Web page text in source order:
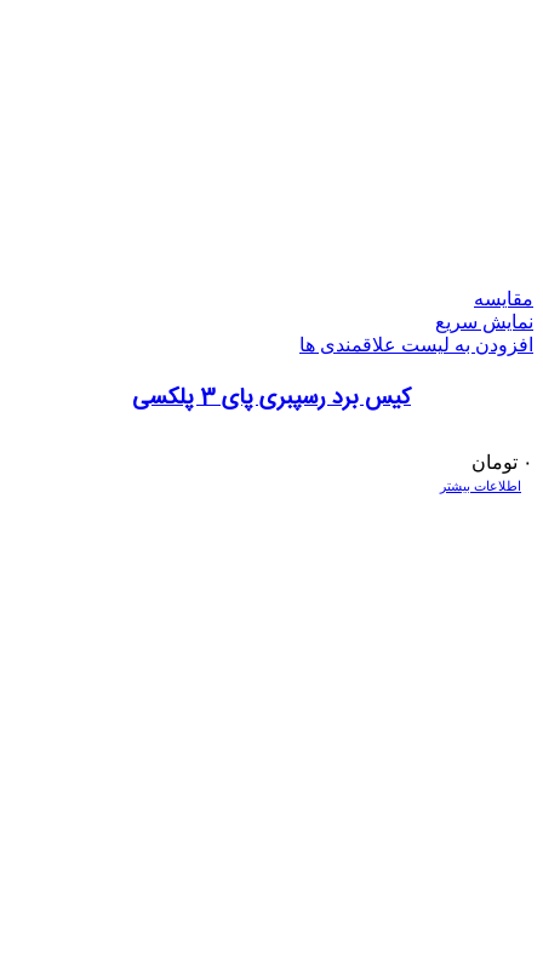
مقایسه
نمایش سریع
افزودن به لیست علاقمندی ها
کیس برد رسپبری پای 3 پلکسی
۰ تومان
اطلاعات بیشتر